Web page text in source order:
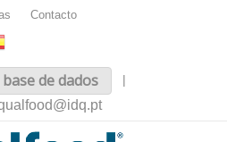
Contacto
de dados
|